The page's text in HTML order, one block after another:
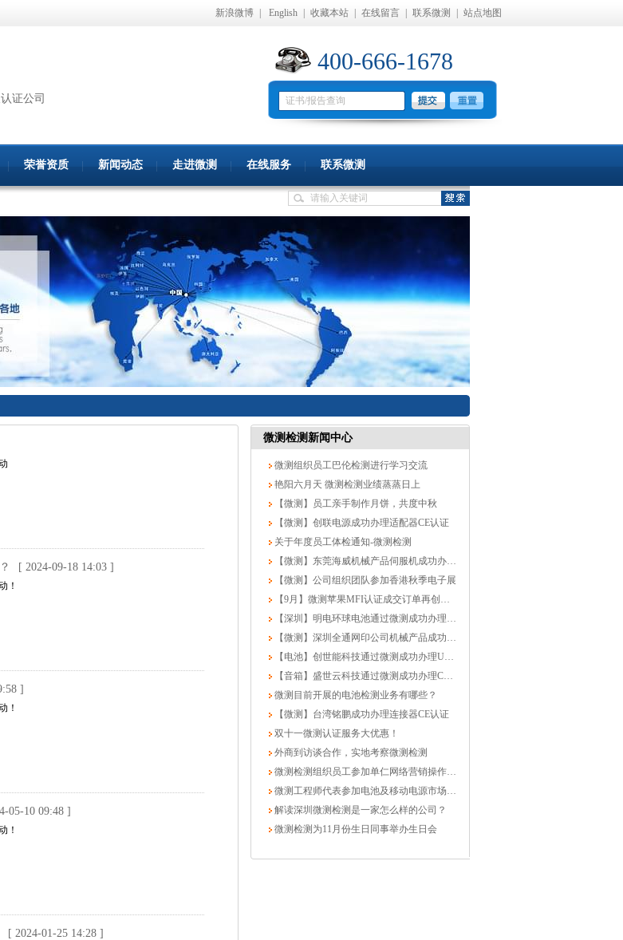
新浪微博 English 收藏本站 在线留言 联系微测 站点地图
证公司
400-666-1678
荣誉资质 新闻动态 走进微测 在线服务 联系微测
[ 2024-09-18 14:03 ]
！
]
！
05-10 09:48 ]
！
[ 2024-01-25 14:28 ]
微测检测新闻中心
微测组织员工巴伦检测进行学习交流
艳阳六月天 微测检测业绩蒸蒸日上
【微测】员工亲手制作月饼，共度中秋
【微测】创联电源成功办理适配器CE认证
关于年度员工体检通知-微测检测
【微测】东莞海威机械产品伺服机成功办理CE认证
【微测】公司组织团队参加香港秋季电子展
【9月】微测苹果MFI认证成交订单再创新高！
【深圳】明电环球电池通过微测成功办理CB认证
【微测】深圳全通网印公司机械产品成功办理CE认证
【电池】创世能科技通过微测成功办理UN38.3认证
【音箱】盛世云科技通过微测成功办理CE认证
微测目前开展的电池检测业务有哪些？
【微测】台湾铭鹏成功办理连接器CE认证
双十一微测认证服务大优惠！
外商到访谈合作，实地考察微测检测
微测检测组织员工参加单仁网络营销操作班复训
微测工程师代表参加电池及移动电源市场准入要求研讨会
解读深圳微测检测是一家怎么样的公司？
微测检测为11月份生日同事举办生日会